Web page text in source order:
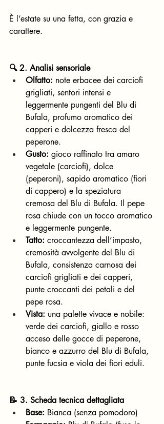
È l’estate su una fetta, con grazia e
carattere.
🔍 2. Analisi sensoriale
Olfatto: note erbacee dei carciofi
grigliati, sentori intensi e
leggermente pungenti del Blu di
Bufala, profumo aromatico dei
capperi e dolcezza fresca del
peperone.
Gusto: gioco raffinato tra amaro
vegetale (carciofi), dolce
(peperoni), sapido aromatico (fiori
di cappero) e la speziatura
cremosa del Blu di Bufala. Il pepe
rosa chiude con un tocco aromatico
e leggermente pungente.
Tatto: croccantezza dell’impasto,
cremosità avvolgente del Blu di
Bufala, consistenza carnosa dei
carciofi grigliati e dei capperi,
punte croccanti dei petali e del
pepe rosa.
Vista: una palette vivace e nobile:
verde dei carciofi, giallo e rosso
acceso delle gocce di peperone,
bianco e azzurro del Blu di Bufala,
punte fucsia e viola dei fiori eduli.
📝 3. Scheda tecnica dettagliata
Base: Bianca (senza pomodoro)